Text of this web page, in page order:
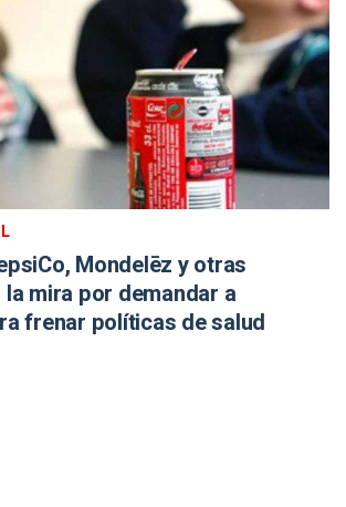
Mondelēz y otras
mira por demandar a
frenar políticas de salud